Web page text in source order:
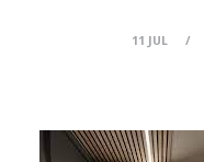
11 JUL